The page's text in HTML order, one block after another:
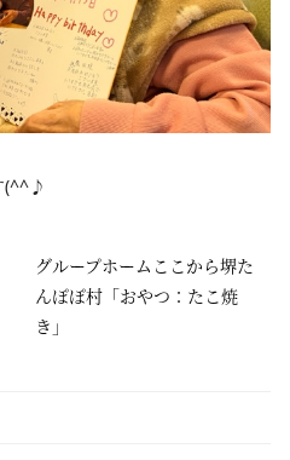
(^^♪
グループホームここから堺た
んぽぽ村「おやつ：たこ焼
き」